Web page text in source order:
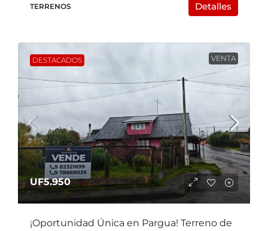
TERRENOS Detalles
DESTACADOS VENTA
UF5.950
¡Oportunidad Única en Pargua! Terreno de